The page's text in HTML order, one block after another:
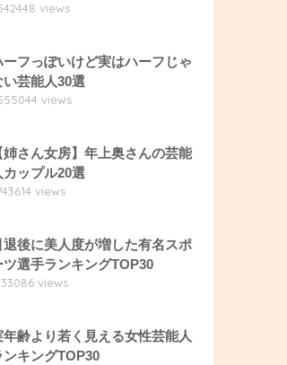
views
ーフっぽいけど実はハーフじゃ
い芸能人30選
views
姉さん女房】年上奥さんの芸能
カップル20選
views
退後に美人度が増した有名スポ
ツ選手ランキングTOP30
views
年齢より若く見える女性芸能人
ンキングTOP30